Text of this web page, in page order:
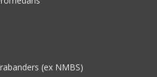
(ex NMBS)